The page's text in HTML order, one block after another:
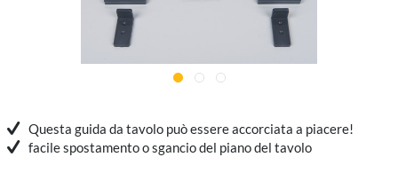
Questa guida da tavolo può essere accorciata a piacere!
facile spostamento o sgancio del piano del tavolo